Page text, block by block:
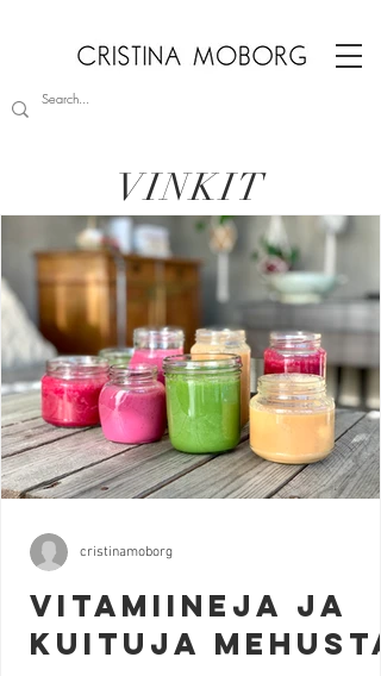
VINKIT
Vitamiineja ja
kuituja mehusta
cristinamoborg